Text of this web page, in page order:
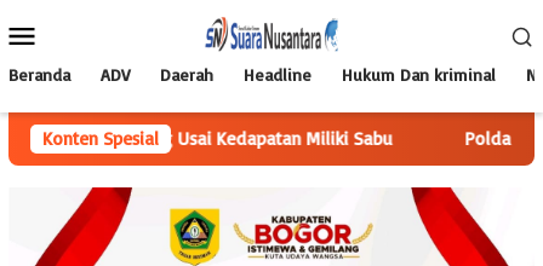
ke
Mobile
Beranda ADV Daerah Headline Hukum Dan kriminal
Konten Spesial
Usai Kedapatan Miliki Sabu Polda Babel Resmi